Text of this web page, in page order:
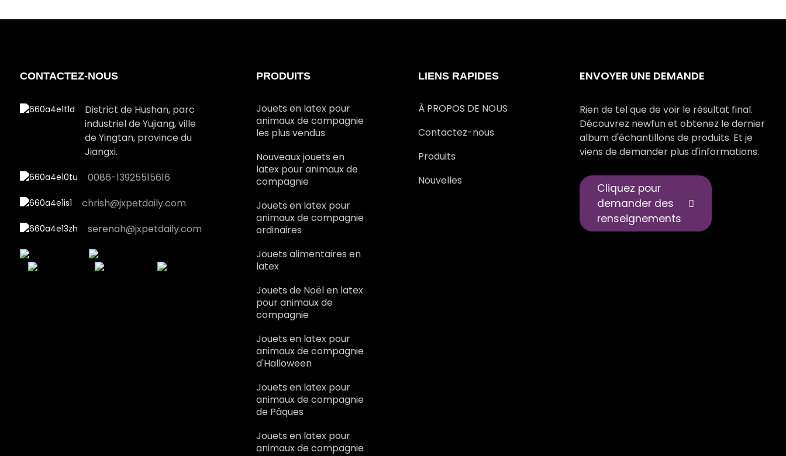
chiens
Jouet Père Noël en
CONTACTEZ-NOUS
District de Hushan, parc
industriel de Yujiang, ville
de Yingtan, province du
Jiangxi.
0086-13925515616
chrish@jxpetdaily.com
serenah@jxpetdaily.com
PRODUITS
Jouets en latex pour
animaux de compagnie
les plus vendus
Nouveaux jouets en
latex pour animaux de
compagnie
Jouets en latex pour
animaux de compagnie
ordinaires
Jouets alimentaires en
latex
Jouets de Noël en latex
pour animaux de
compagnie
Jouets en latex pour
animaux de compagnie
d'Halloween
Jouets en latex pour
animaux de compagnie
de Pâques
Jouets en latex pour
animaux de compagnie
LIENS RAPIDES
À PROPOS DE NOUS
Contactez-nous
Produits
Nouvelles
ENVOYER UNE DEMANDE
Rien de tel que de voir le résultat final.
Découvrez newfun et obtenez le dernier
album d'échantillons de produits. Et je
viens de demander plus d'informations.
Cliquez pour
demander des
renseignements